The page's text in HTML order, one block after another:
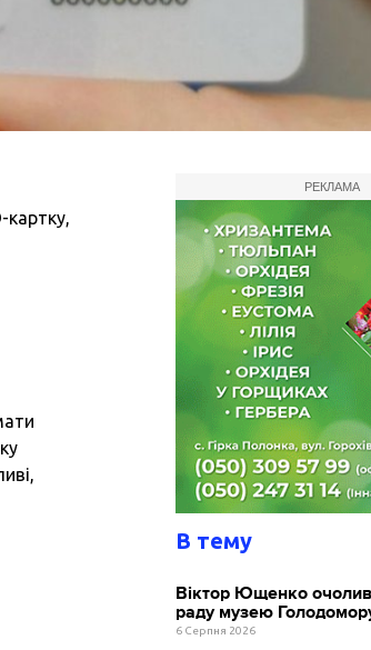
РЕКЛАМА
В тему
Віктор Ющенко
раду музею
6 Серпня 2026